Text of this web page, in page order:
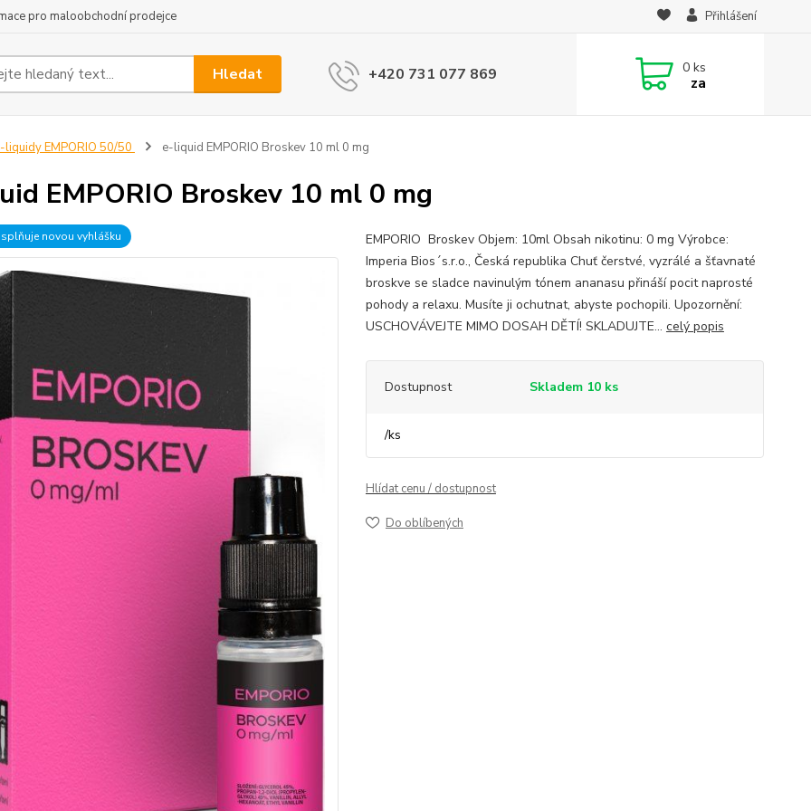
pro maloobchodní prodejce Přihlášení
Hledat +420 731 077 869 0 ks
za
liquidy EMPORIO 50/50 e-liquid EMPORIO Broskev 10 ml 0 mg
EMPORIO Broskev 10 ml 0 mg
novou vyhlášku
EMPORIO Broskev Objem: 10ml Obsah nikotinu: 0 mg Výrobce:
Imperia Bios´s.r.o., Česká republika Chuť čerstvé, vyzrálé a šťavnaté
broskve se sladce navinulým tónem ananasu přináší pocit naprosté
pohody a relaxu. Musíte ji ochutnat, abyste pochopili. Upozornění:
USCHOVÁVEJTE MIMO DOSAH DĚTÍ! SKLADUJTE... celý popis
Dostupnost Skladem 10 ks
/ks
Hlídat cenu / dostupnost
Do oblíbených